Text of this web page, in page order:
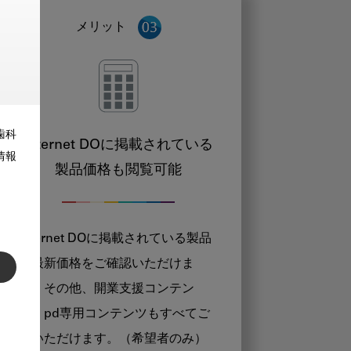
科
報
メリット
Internet DOに掲載されている
製品価格も閲覧可能
Internet DOに掲載されている製品
の最新価格をご確認いただけま
す。その他、開業支援コンテン
ツ、pd専用コンテンツもすべてご
覧いただけます。（希望者のみ）